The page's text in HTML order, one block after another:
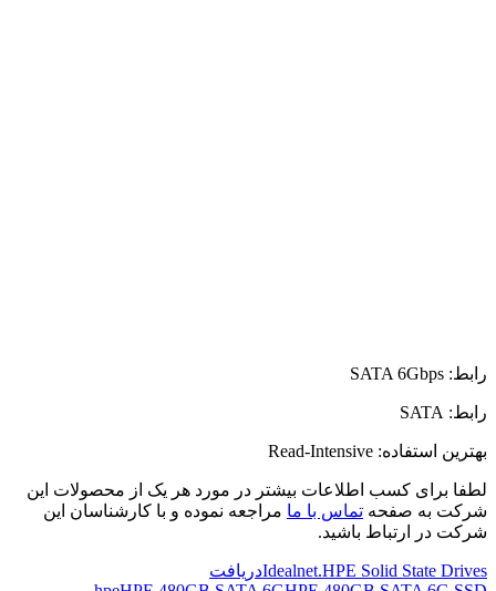
رابط: SATA 6Gbps
رابط: SATA
بهترین استفاده: Read-Intensive
لطفا برای کسب اطلاعات بیشتر در مورد هر یک از محصولات این
شرکت به صفحه تماس با ما مراجعه نموده و با کارشناسان این
شرکت در ارتباط باشید.
Idealnet.HPE Solid State Drivesدریافت